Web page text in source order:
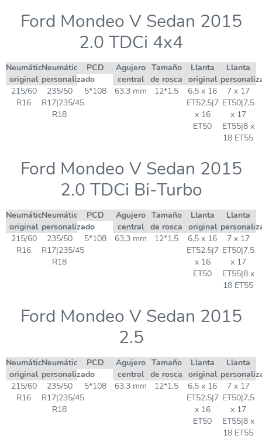
Ford Mondeo V Sedan 2015
2.0 TDCi 4x4
Neumático
original
Neumático
personalizado
PCD
Agujero
central
Tamaño
de rosca
Llanta
original
Llanta
215/60
R16
235/50
R17|235/45
R18
5*108 63,3 mm 12*1,5
6,5 x 16
ET52,5|7
x 16
ET50
7 x 17
ET50|7,5
x 17
ET55|8 x
18 ET55
Ford Mondeo V Sedan 2015
2.0 TDCi Bi-Turbo
Neumático
original
Neumático
personalizado
PCD
Agujero
central
Tamaño
de rosca
Llanta
original
Llanta
215/60
R16
235/50
R17|235/45
R18
5*108 63,3 mm 12*1,5
6,5 x 16
ET52,5|7
x 16
ET50
7 x 17
ET50|7,5
x 17
ET55|8 x
18 ET55
Ford Mondeo V Sedan 2015
2.5
Neumático
original
Neumático
personalizado
PCD
Agujero
central
Tamaño
de rosca
Llanta
original
Llanta
215/60
R16
235/50
R17|235/45
R18
5*108 63,3 mm 12*1,5
6,5 x 16
ET52,5|7
x 16
ET50
7 x 17
ET50|7,5
x 17
ET55|8 x
18 ET55